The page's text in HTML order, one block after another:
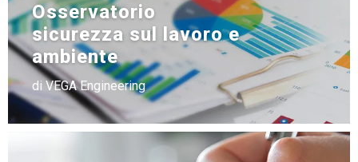
Osservatorio
sicurezza sul lavoro e
ambiente
di VEGA Engineering